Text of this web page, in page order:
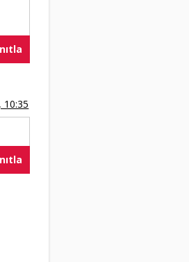
10:35